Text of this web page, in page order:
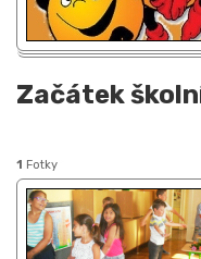
Začátek
1 Fotky